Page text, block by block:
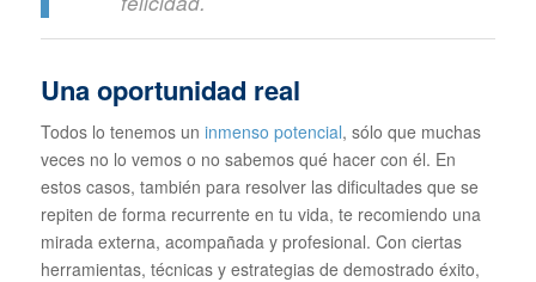
Una oportunidad real
Todos lo tenemos un inmenso potencial, sólo que muchas
veces no lo vemos o no sabemos qué hacer con él. En
estos casos, también para resolver las dificultades que se
repiten de forma recurrente en tu vida, te recomiendo una
mirada externa, acompañada y profesional. Con ciertas
herramientas, técnicas y estrategias de demostrado éxito,